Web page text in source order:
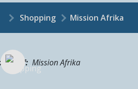
Shopping Mission Afrika
Mission Afrika